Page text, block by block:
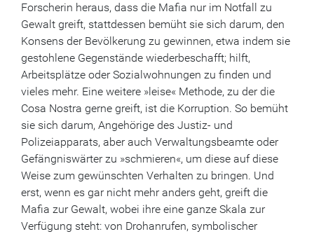
Forscherin heraus, dass die Mafia nur im Notfall zu
Gewalt greift, stattdessen bemüht sie sich darum, den
Konsens der Bevölkerung zu gewinnen, etwa indem sie
gestohlene Gegenstände wiederbeschafft; hilft,
Arbeitsplätze oder Sozialwohnungen zu finden und
vieles mehr. Eine weitere »leise« Methode, zu der die
Cosa Nostra gerne greift, ist die Korruption. So bemüht
sie sich darum, Angehörige des Justiz- und
Polizeiapparats, aber auch Verwaltungsbeamte oder
Gefängniswärter zu »schmieren«, um diese auf diese
Weise zum gewünschten Verhalten zu bringen. Und
erst, wenn es gar nicht mehr anders geht, greift die
Mafia zur Gewalt, wobei ihre eine ganze Skala zur
Verfügung steht: von Drohanrufen, symbolischer